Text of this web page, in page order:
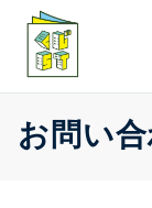
お問い